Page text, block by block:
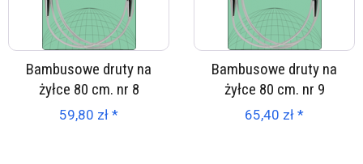
Bambusowe druty na
żyłce 80 cm. nr 8
59,80 zł *
Bambusowe druty na
żyłce 80 cm. nr 9
65,40 zł *